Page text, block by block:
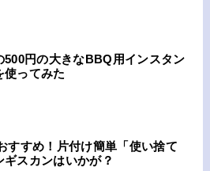
500円の大きなBBQ用インスタン
使ってみた
すすめ！片付け簡単「使い捨て
ギスカンはいかが？